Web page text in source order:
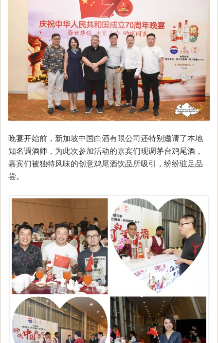
晚宴开始前，新加坡中国白酒有限公司还特别邀请了本地
知名调酒师，为此次参加活动的嘉宾们现调茅台鸡尾酒，
嘉宾们被独特风味的创意鸡尾酒饮品所吸引，纷纷驻足品
尝。